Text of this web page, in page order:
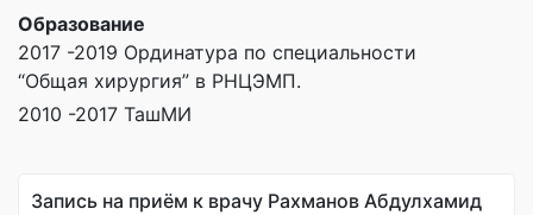
Образование
2017 -2019 Ординатура по специальности
“Общая хирургия” в РНЦЭМП.
2010 -2017 ТашМИ
Запись на приём к врачу Рахманов Абдулхамид